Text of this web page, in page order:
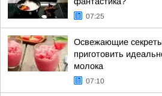
07:25
Освежающие
приготовить
молока
07:10